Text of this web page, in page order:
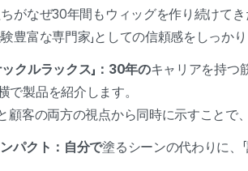
ちがなぜ30年間もウィッグを作り続けて
豊富な専門家」としての信頼感をしっか
クルラックス」：30年のキャリアを持つ
で製品を紹介します。
顧客の両方の視点から同時に示すことで
パクト：自分で塗るシーンの代わりに、